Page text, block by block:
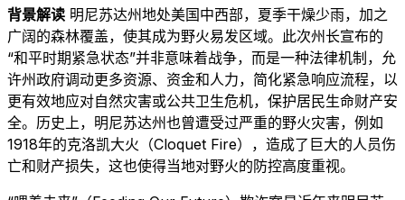
背景解读 明尼苏达州地处美国中西部，夏季干燥少雨，加之
广阔的森林覆盖，使其成为野火易发区域。此次州长宣布的
“和平时期紧急状态”并非意味着战争，而是一种法律机制，允
许州政府调动更多资源、资金和人力，简化紧急响应流程，以
更有效地应对自然灾害或公共卫生危机，保护居民生命财产安
全。历史上，明尼苏达州也曾遭受过严重的野火灾害，例如
1918年的克洛凯大火（Cloquet Fire），造成了巨大的人员伤
亡和财产损失，这也使得当地对野火的防控高度重视。